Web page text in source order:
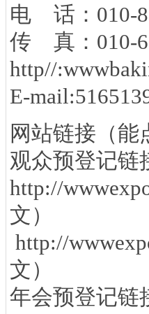
电 话：010-
传 真：010-
http//
E-
网站链接（能
观众预登记链
http://
文）
http://
文）
年会预登记链